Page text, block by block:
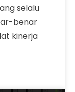
selalu
benar
kinerja